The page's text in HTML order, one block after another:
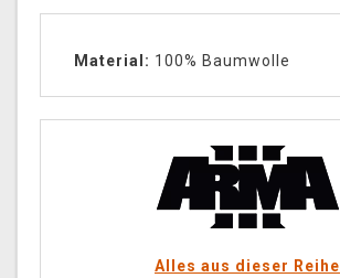
Material: 100% Baumwolle
Alles aus dieser Reihe